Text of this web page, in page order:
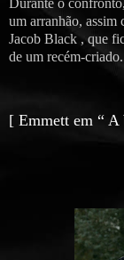
um arranhão, assim
Jacob Black , que
de um recém-criado.
[ Emmett em “ A